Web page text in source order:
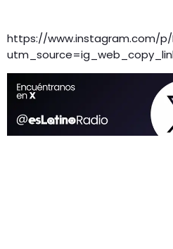
https://www.instagram.com/p/